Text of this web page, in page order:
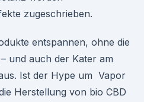
zugeschrieben.
entspannen, ohne die
und auch der Kater am
Ist der Hype um Vapor
Herstellung von bio CBD